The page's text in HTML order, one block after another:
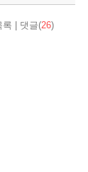
록 댓글(26)